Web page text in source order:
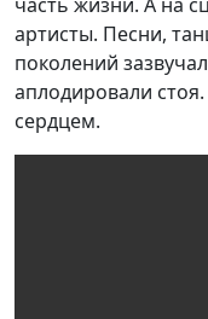
артисты. Песни,
поколений
аплодировали
сердцем.